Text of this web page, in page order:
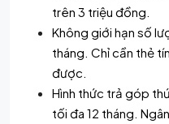
trên 3 triệu đồng.
Không giới hạn số
tháng. Chỉ cần thẻ
được.
Hình thức trả góp
tối đa 12 tháng.